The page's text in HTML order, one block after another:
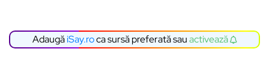
AdaugăiSay.roca sursă preferată sauactivează